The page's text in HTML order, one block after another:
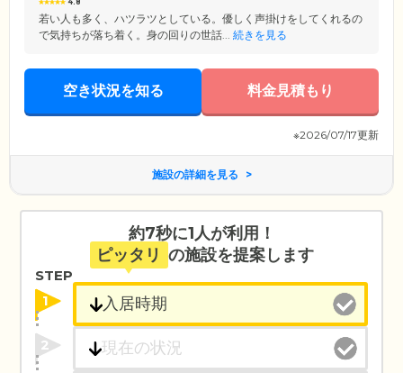
4.8
若い人も多く、ハツラツとしている。優しく声掛けをしてくれるの
で気持ちが落ち着く。身の回りの世話... 続きを見る
空き状況を知る 料金見積もり
※2026/07/17更新
施設の詳細を見る
約7秒に1人が利用！
ピッタリ の施設を提案します
STEP
1
2